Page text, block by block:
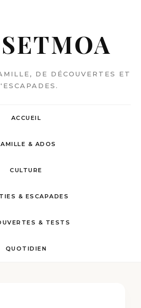
DE DÉCOUVERTES ET
ACCUEIL
& ADOS
CULTURE
& ESCAPADES
& TESTS
QUOTIDIEN